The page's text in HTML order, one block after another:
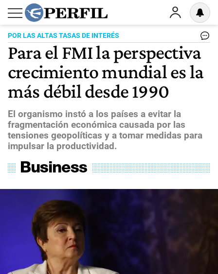
POR LAS ALTAS TASAS DE INTERÉS
Para el FMI la perspectiva
crecimiento mundial es la
más débil desde 1990
El organismo instó a los países a evitar la
fragmentación económica causada por las
tensiones geopolíticas y a tomar medidas para
impulsar la productividad.